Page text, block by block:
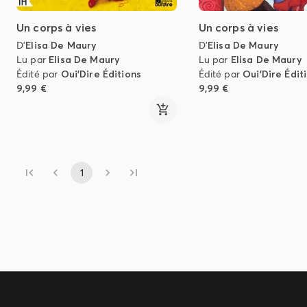
Un corps à vies
D'Elisa De Maury
Lu par Elisa De Maury
Édité par Oui'Dire Éditions
9,99 €
Un corps à vies
D'Elisa De Maury
Lu par Elisa De Maury
Édité par Oui'Dire
9,99 €
1